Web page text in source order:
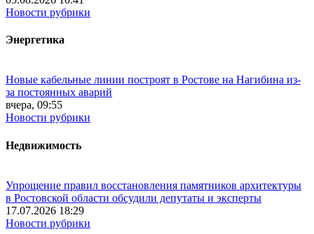
Новости рубрики
Энергетика
Новые кабельные линии построят в Ростове на Нагибина из-
за постоянных аварий
вчера, 09:55
Новости рубрики
Недвижимость
Упрощение правил восстановления памятников архитектуры
в Ростовской области обсудили депутаты и эксперты
17.07.2026 18:29
Новости рубрики